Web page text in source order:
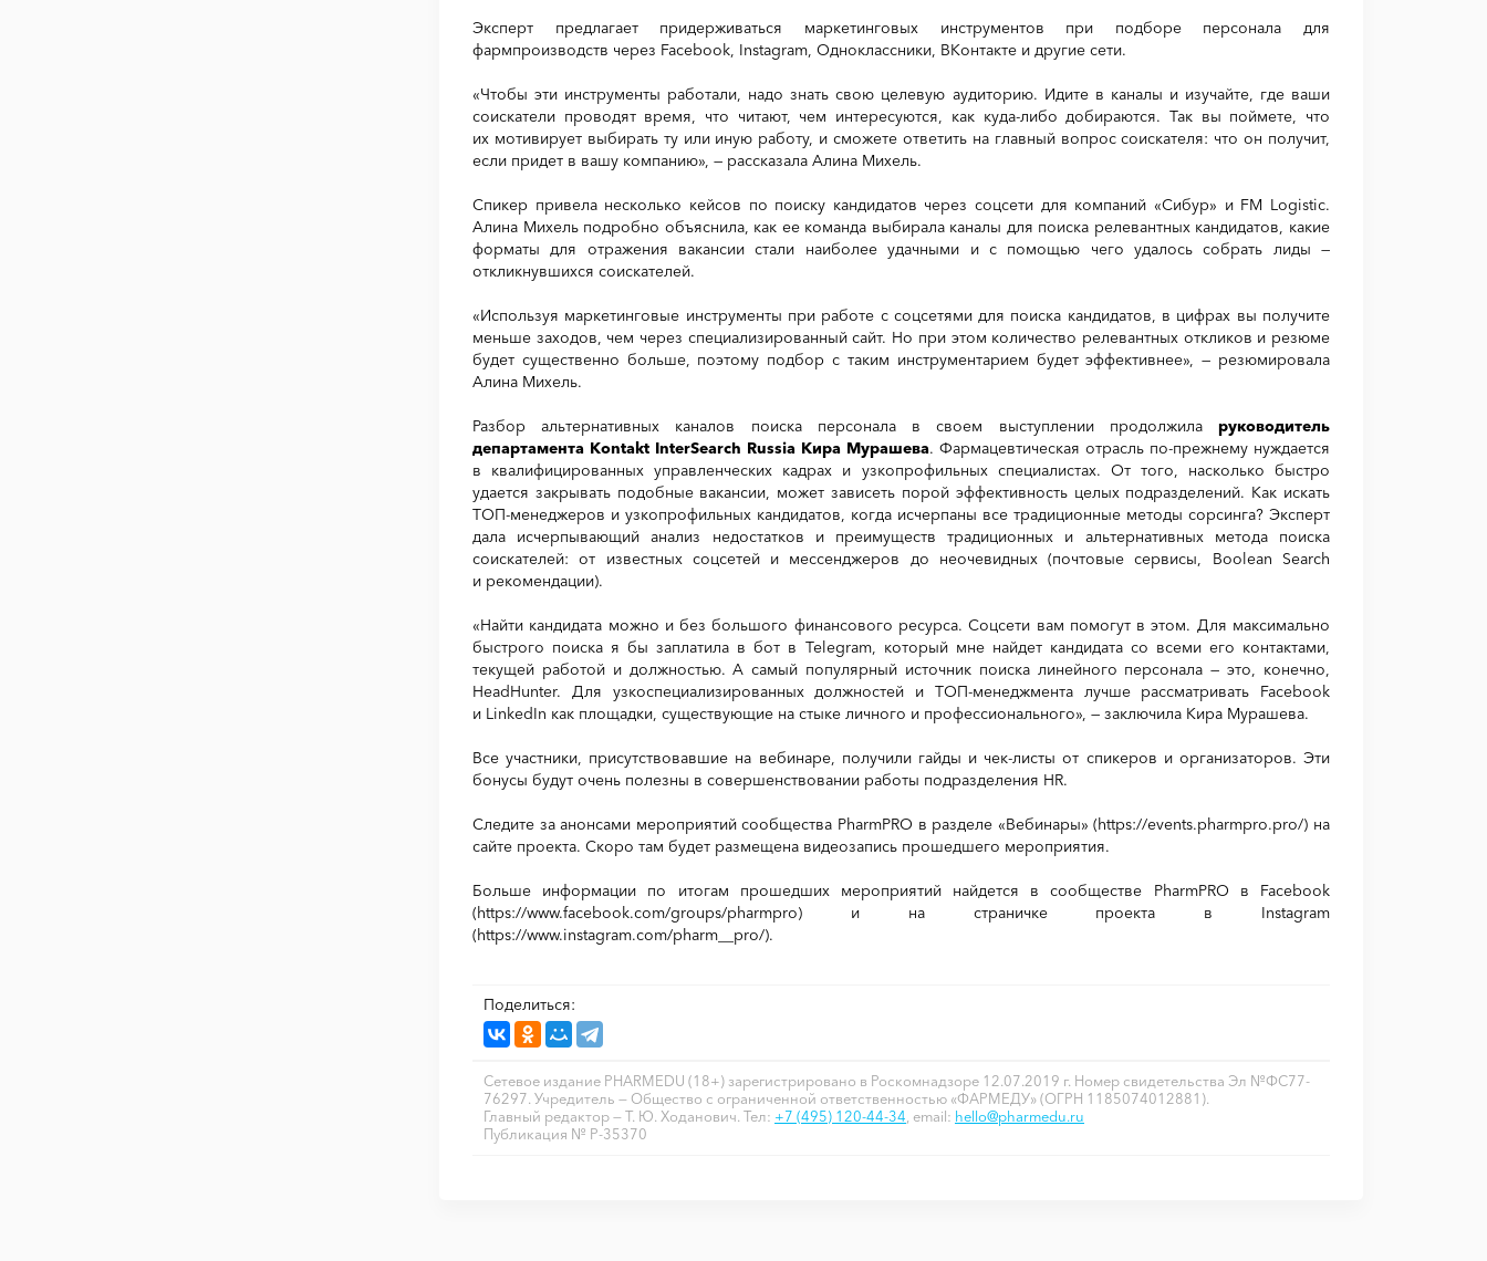
Эксперт предлагает придерживаться маркетинговых инструментов при подборе персонала для
фармпроизводств через Facebook, Instagram, Одноклассники, ВКонтакте и другие сети.
«Чтобы эти инструменты работали, надо знать свою целевую аудиторию. Идите в каналы и изучайте, где ваши
соискатели проводят время, что читают, чем интересуются, как куда-либо добираются. Так вы поймете, что
их мотивирует выбирать ту или иную работу, и сможете ответить на главный вопрос соискателя: что он получит,
если придет в вашу компанию», — рассказала Алина Михель.
Спикер привела несколько кейсов по поиску кандидатов через соцсети для компаний «Сибур» и FM Logistic.
Алина Михель подробно объяснила, как ее команда выбирала каналы для поиска релевантных кандидатов, какие
форматы для отражения вакансии стали наиболее удачными и с помощью чего удалось собрать лиды —
откликнувшихся соискателей.
«Используя маркетинговые инструменты при работе с соцсетями для поиска кандидатов, в цифрах вы получите
меньше заходов, чем через специализированный сайт. Но при этом количество релевантных откликов и резюме
будет существенно больше, поэтому подбор с таким инструментарием будет эффективнее», — резюмировала
Алина Михель.
Разбор альтернативных каналов поиска персонала в своем выступлении продолжила руководитель
департамента Kontakt InterSearch Russia Кира Мурашева. Фармацевтическая отрасль по-прежнему нуждается
в квалифицированных управленческих кадрах и узкопрофильных специалистах. От того, насколько быстро
удается закрывать подобные вакансии, может зависеть порой эффективность целых подразделений. Как искать
ТОП-менеджеров и узкопрофильных кандидатов, когда исчерпаны все традиционные методы сорсинга? Эксперт
дала исчерпывающий анализ недостатков и преимуществ традиционных и альтернативных метода поиска
соискателей: от известных соцсетей и мессенджеров до неочевидных (почтовые сервисы, Boolean Search
и рекомендации).
«Найти кандидата можно и без большого финансового ресурса. Соцсети вам помогут в этом. Для максимально
быстрого поиска я бы заплатила в бот в Telegram, который мне найдет кандидата со всеми его контактами,
текущей работой и должностью. А самый популярный источник поиска линейного персонала — это, конечно,
HeadHunter. Для узкоспециализированных должностей и ТОП-менеджмента лучше рассматривать Facebook
и LinkedIn как площадки, существующие на стыке личного и профессионального», — заключила Кира Мурашева.
Все участники, присутствовавшие на вебинаре, получили гайды и чек-листы от спикеров и организаторов. Эти
бонусы будут очень полезны в совершенствовании работы подразделения HR.
Следите за анонсами мероприятий сообщества PharmPRO в разделе «Вебинары» (https://events.pharmpro.pro/) на
сайте проекта. Скоро там будет размещена видеозапись прошедшего мероприятия.
Больше информации по итогам прошедших мероприятий найдется в сообществе PharmPRO в Facebook
(https://www.facebook.com/groups/pharmpro) и на страничке проекта в Instagram
(https://www.instagram.com/pharm__pro/).
Поделиться:
Сетевое издание PHARMEDU (18+) зарегистрировано в Роскомнадзоре 12.07.2019 г. Номер свидетельства Эл №ФС77-
76297. Учредитель — Общество с ограниченной ответственностью «ФАРМЕДУ» (ОГРН 1185074012881).
Главный редактор — Т. Ю. Ходанович. Тел: +7 (495) 120-44-34 , email: hello@pharmedu.ru
Публикация № P-35370